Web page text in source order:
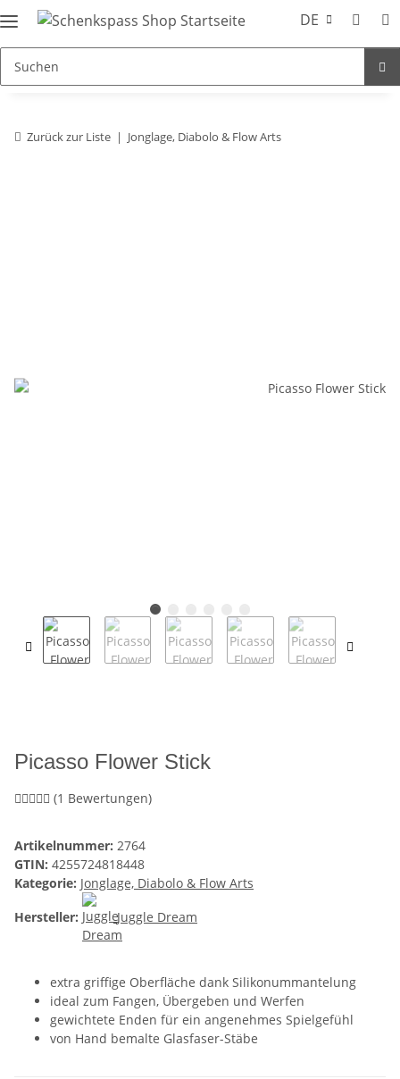
DE
Zurück zur Liste Jonglage, Diabolo & Flow Arts
Picasso Flower Stick
(1 Bewertungen)
Artikelnummer: 2764
GTIN: 4255724818448
Kategorie: Jonglage, Diabolo & Flow Arts
Hersteller:
Juggle Dream
extra griffige Oberfläche dank Silikonummantelung
ideal zum Fangen, Übergeben und Werfen
gewichtete Enden für ein angenehmes Spielgefühl
von Hand bemalte Glasfaser-Stäbe